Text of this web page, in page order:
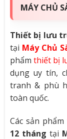
MÁY CHỦ
Thiết bị lưu
tại Máy Chủ
phẩm thiết bị
dụng uy tín,
tranh & phù
toàn quốc.
Các sản phẩm
12 tháng tại